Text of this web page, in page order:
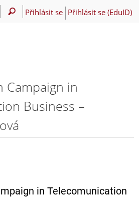
Přihlásit se Přihlásit se (EduID)
Campaign in
Business –
in Telecomunication